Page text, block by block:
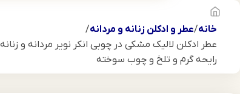
خانه عطر و ادکلن زنانه و مردانه
رایحه گرم و تلخ و چوب سوخته